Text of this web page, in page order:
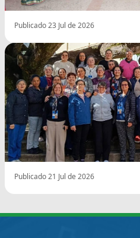
Publicado 23 Jul de 2026
Publicado 21 Jul de 2026